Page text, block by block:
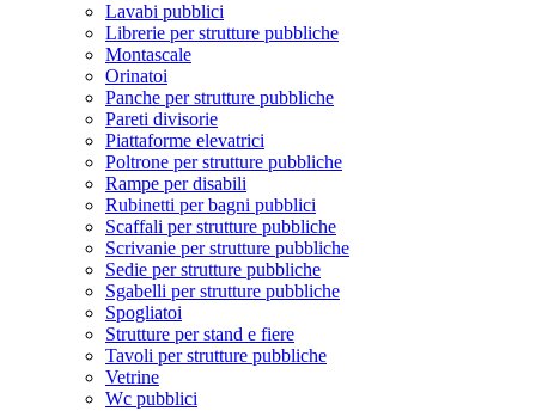
Lavabi pubblici
Librerie per strutture pubbliche
Montascale
Orinatoi
Panche per strutture pubbliche
Pareti divisorie
Piattaforme elevatrici
Poltrone per strutture pubbliche
Rampe per disabili
Rubinetti per bagni pubblici
Scaffali per strutture pubbliche
Scrivanie per strutture pubbliche
Sedie per strutture pubbliche
Sgabelli per strutture pubbliche
Spogliatoi
Strutture per stand e fiere
Tavoli per strutture pubbliche
Vetrine
Wc pubblici